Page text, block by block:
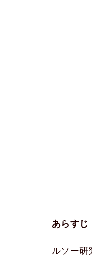
あらすじ
ルソー研